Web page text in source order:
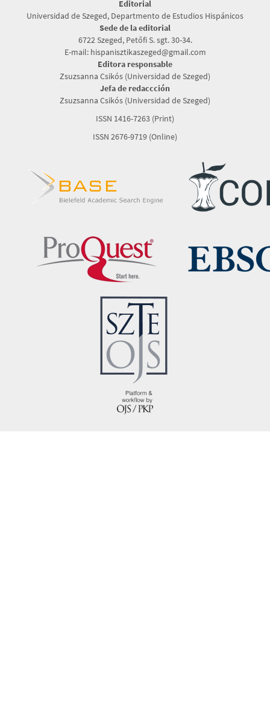
Editorial
Universidad de Szeged, Departmento de Estudios Hispánicos
Sede de la editorial
6722 Szeged, Petőfi S. sgt. 30-34.
E-mail: hispanisztikaszeged@gmail.com
Editora responsable
Zsuzsanna Csikós (Universidad de Szeged)
Jefa de redaccción
Zsuzsanna Csikós (Universidad de Szeged)
ISSN 1416-7263 (Print)
ISSN 2676-9719 (Online)